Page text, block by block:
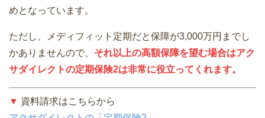
めとなっています。
ただし、メディフィット定期だと保障が3,000万円までし
かありませんので、 それ以上の高額保障を望む場合はアク
サダイレクトの定期保険2は非常に役立ってくれます。
▼ 資料請求はこちらから